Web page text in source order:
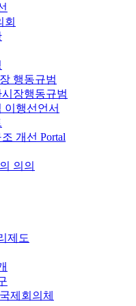
회
행동규범
장행동규범
이행선언서
개선 Portal
의의
제도
제회의체